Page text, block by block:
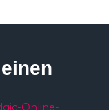
Online-